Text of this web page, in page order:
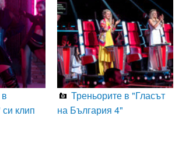
клип
Треньорите в "Гласът
на България 4"